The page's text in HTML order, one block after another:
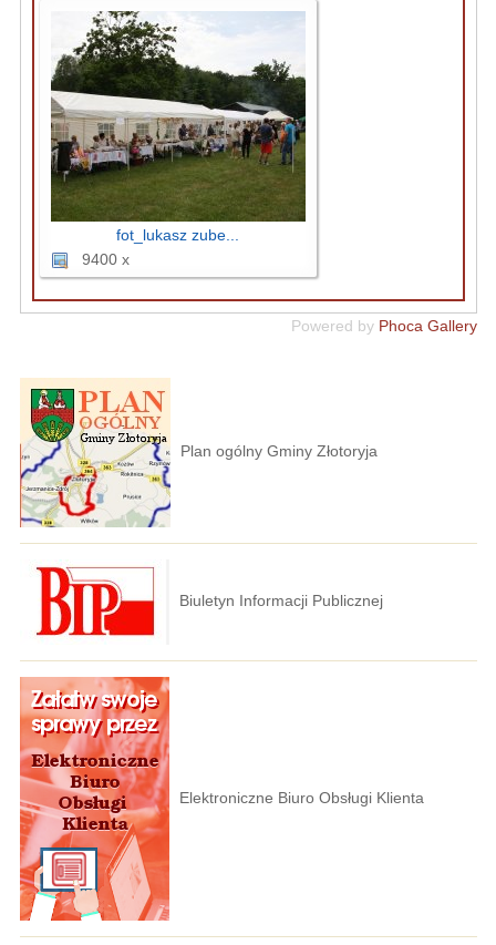
fot_lukasz zube...
9400 x
Powered by Phoca Gallery
Plan ogólny Gminy Złotoryja
Biuletyn Informacji Publicznej
Elektroniczne Biuro Obsługi Klienta